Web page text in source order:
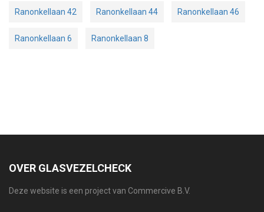
Ranonkellaan 42 Ranonkellaan 44 Ranonkellaan 46
Ranonkellaan 6 Ranonkellaan 8
OVER GLASVEZELCHECK
Deze website is een project van Commercive B.V.